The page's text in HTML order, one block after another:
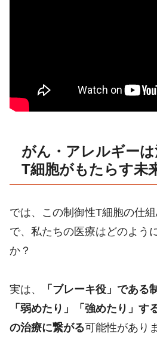
がん・アレルギー
T細胞がもたらす未
では、この制御性T細胞の仕
で、私たちの医療はどのよう
か？
実は、
「ブレーキ役」である
「弱めたり」「強めたり」す
の治療に繋がる可能性があり